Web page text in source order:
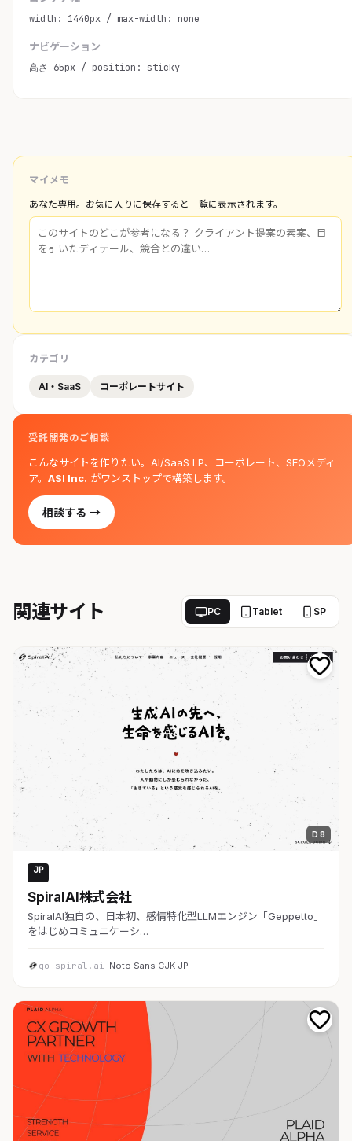
width: 1440px / max-width: none
ナビゲーション
高さ 65px / position: sticky
マイメモ
あなた専用。お気に入りに保存すると一覧に表示されます。
カテゴリ
AI・SaaS コーポレートサイト
受託開発のご相談
こんなサイトを作りたい。AI/SaaS LP、コーポレート、SEOメディ
ア。 ASI Inc. がワンストップで構築します。
相談する →
関連サイト PC Tablet SP
D 8
JP
SpiralAI株式会社
SpiralAI独自の、日本初、感情特化型LLMエンジン「Geppetto」
をはじめコミュニケーシ…
go-spiral.ai· Noto Sans CJK JP